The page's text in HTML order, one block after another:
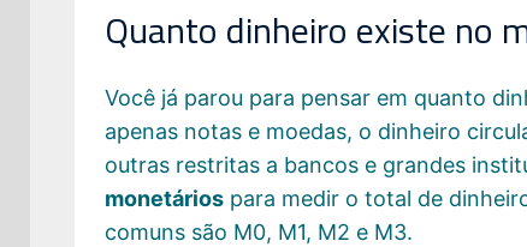
Quanto dinheiro existe no
Você já parou para pensar em quanto
apenas notas e moedas, o dinheiro
outras restritas a bancos e grandes
monetáriospara medir o total de
comuns são M0, M1, M2 e M3.